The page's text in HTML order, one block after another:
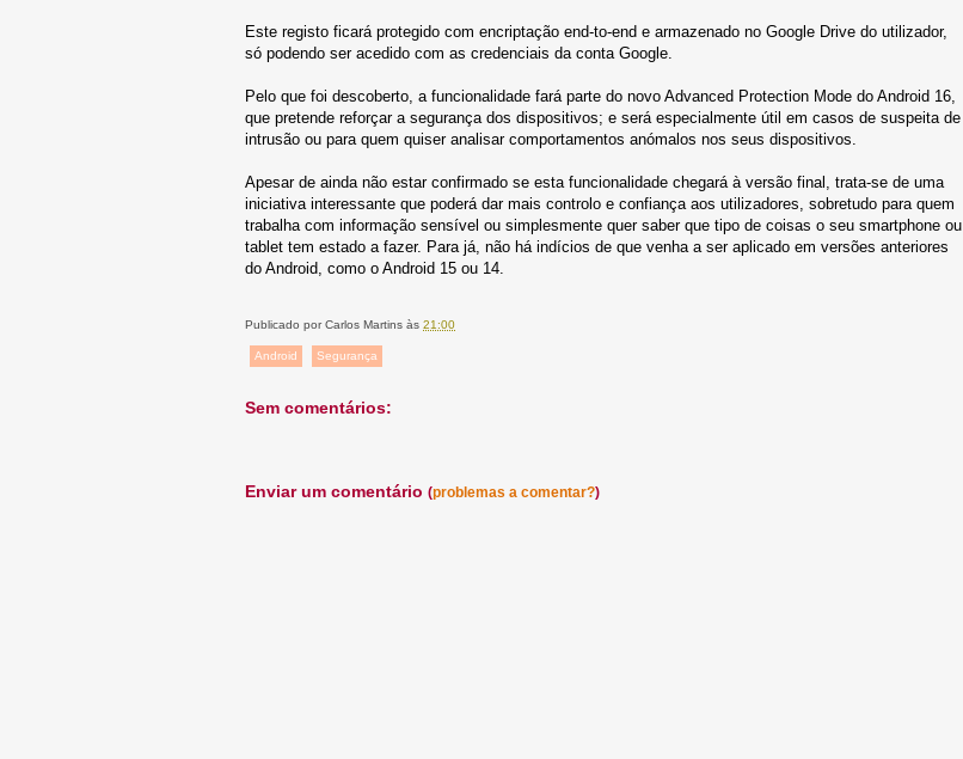
Este registo ficará protegido com encriptação end-to-end e armazenado no Google Drive do utilizador,
só podendo ser acedido com as credenciais da conta Google.
Pelo que foi descoberto, a funcionalidade fará parte do novo Advanced Protection Mode do Android 16,
que pretende reforçar a segurança dos dispositivos; e será especialmente útil em casos de suspeita de
intrusão ou para quem quiser analisar comportamentos anómalos nos seus dispositivos.
Apesar de ainda não estar confirmado se esta funcionalidade chegará à versão final, trata-se de uma
iniciativa interessante que poderá dar mais controlo e confiança aos utilizadores, sobretudo para quem
trabalha com informação sensível ou simplesmente quer saber que tipo de coisas o seu smartphone ou
tablet tem estado a fazer. Para já, não há indícios de que venha a ser aplicado em versões anteriores
do Android, como o Android 15 ou 14.
Publicado porCarlos Martins às 21:00
Android Segurança
Sem comentários:
Enviar um comentário (problemas a comentar?)